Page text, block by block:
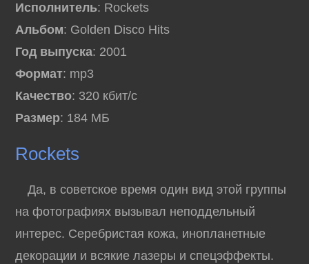
Исполнитель: Rockets
Альбом: Golden Disco Hits
Год выпуска: 2001
Формат: mp3
Качество: 320 кбит/с
Размер: 184 МБ
Rockets
Да, в советское время один вид этой группы
на фотографиях вызывал неподдельный
интерес. Серебристая кожа, инопланетные
декорации и всякие лазеры и спецэффекты.